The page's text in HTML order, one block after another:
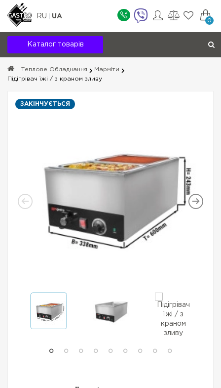
RU UA
0
Каталог товарів
Теплове Обладнання
Марміти
Підігрівач їжі / з краном зливу
ЗАКІНЧУЄТЬСЯ